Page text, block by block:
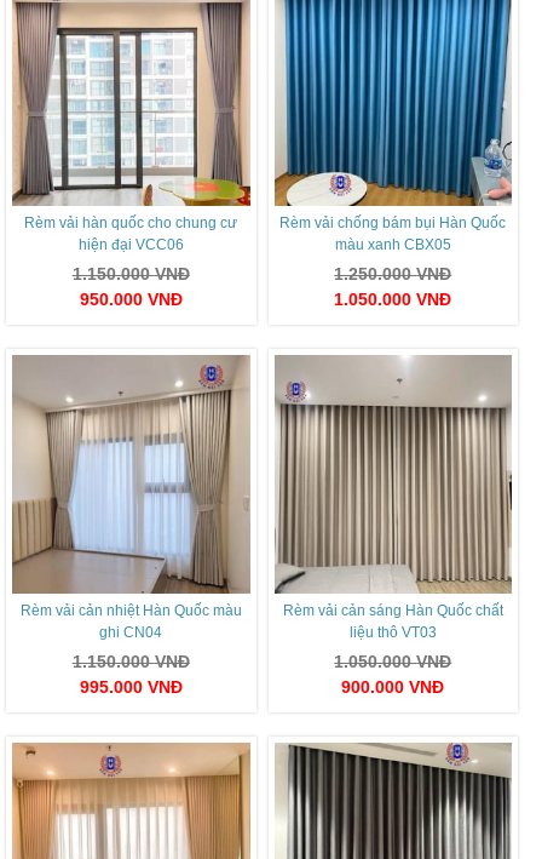
Rèm vải hàn quốc cho chung cư
hiện đại VCC06
1.150.000VNĐ
950.000 VNĐ
Rèm vải chống bám bụi Hàn Quốc
màu xanh CBX05
1.250.000VNĐ
1.050.000VNĐ
Rèm vải cản nhiệt Hàn Quốc màu
ghi CN04
1.150.000VNĐ
995.000 VNĐ
Rèm vải cản sáng Hàn Quốc chất
liệu thô VT03
1.050.000VNĐ
900.000VNĐ